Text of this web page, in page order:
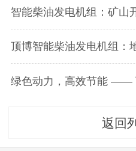
智能柴油发电机组：矿山
顶博智能柴油发电机组：
绿色动力，高效节能 ——
返回